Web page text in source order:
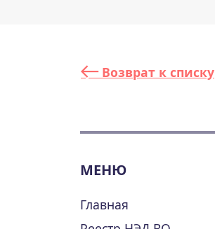
Возврат к списку
МЕНЮ
Главная